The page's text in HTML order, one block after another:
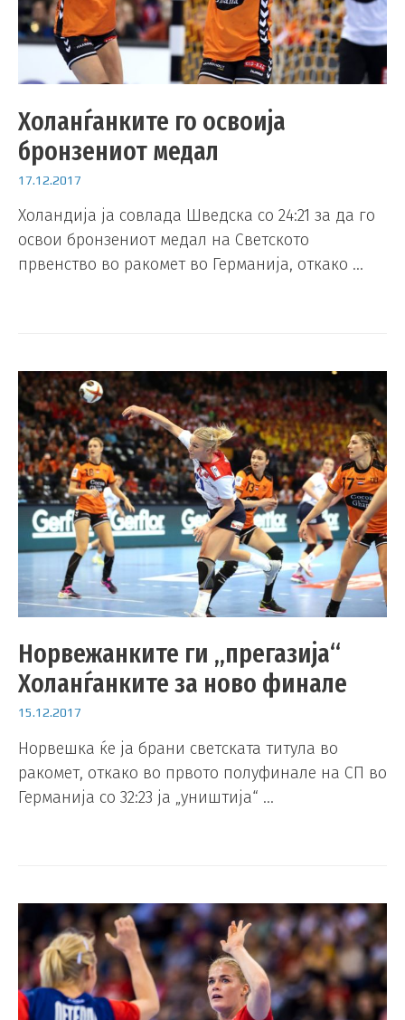
Холанѓанките го освоија
бронзениот медал
17.12.2017
Холандија ја совлада Шведска со 24:21 за да го
освои бронзениот медал на Светското
првенство во ракомет во Германија, откако …
Норвежанките ги „прегазија“
Холанѓанките за ново финале
15.12.2017
Норвешка ќе ја брани светската титула во
ракомет, откако во првото полуфинале на СП во
Германија со 32:23 ја „уништија“ …